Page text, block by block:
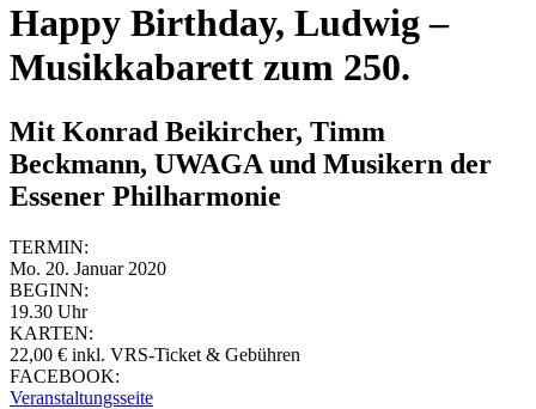
Happy Birthday, Ludwig –
Musikkabarett zum 250.
Mit Konrad Beikircher, Timm
Beckmann, UWAGA und Musikern der
Essener Philharmonie
TERMIN:
Mo. 20. Januar 2020
BEGINN:
19.30 Uhr
KARTEN:
22,00 € inkl. VRS-Ticket & Gebühren
FACEBOOK:
Veranstaltungsseite